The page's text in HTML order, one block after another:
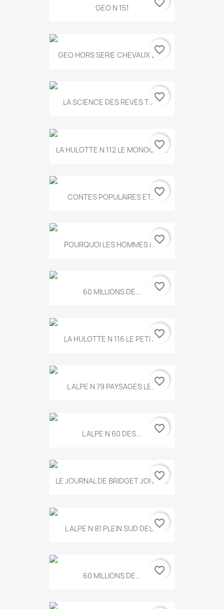
GEO N 151
GEO HORS SERIE CHEVAUX ET...
favorite_border
LA SCIENCE DES REVES T.787
favorite_border
LA HULOTTE N 112 LE MONOCLE...
favorite_border
CONTES POPULAIRES ET...favorite_border
POURQUOI LES HOMMES N...favorite_border
60 MILLIONS DE... favorite_border
LA HULOTTE N 116 LE PETIT...favorite_border
L ALPE N 79 PAYSAGES LE...favorite_border
L ALPE N 60 DES... favorite_border
LE JOURNAL DE BRIDGET JONES...
favorite_border
L ALPE N 81 PLEIN SUD DES...favorite_border
60 MILLIONS DE... favorite_border